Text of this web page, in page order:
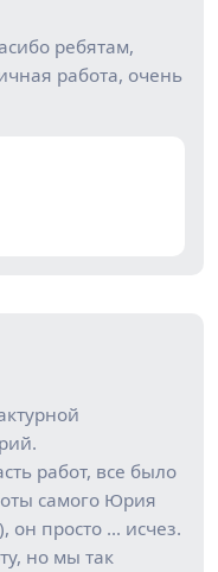
ребятам,
работа, очень
работ, все было
самого Юрия
он просто … исчез.
но мы так